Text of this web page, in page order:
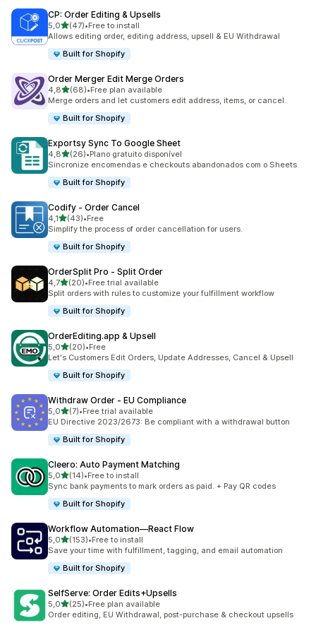
CP: Order Editing & Upsells
5,0de 5 estrelas
(47)
47 total de avaliações
•Free to install
Allows editing order, editing address, upsell & EU Withdrawal
Built for Shopify
Order Merger Edit Merge Orders
4,8de 5 estrelas
(68)
68 total de avaliações
•Free plan available
Merge orders and let customers edit address, items, or cancel.
Built for Shopify
Exportsy Sync To Google Sheet
4,8de 5 estrelas
(26)
26 total de avaliações
•Plano gratuito disponível
Sincronize encomendas e checkouts abandonados com o Sheets
Built for Shopify
Codify ‑ Order Cancel
4,1de 5 estrelas
(43)
43 total de avaliações
•Free
Simplify the process of order cancellation for users.
Built for Shopify
OrderSplit Pro ‑ Split Order
4,7de 5 estrelas
(20)
20 total de avaliações
•Free trial available
Split orders with rules to customize your fulfillment workflow
Built for Shopify
OrderEditing.app & Upsell
5,0de 5 estrelas
(20)
20 total de avaliações
•Free
Let's Customers Edit Orders, Update Addresses, Cancel & Upsell
Built for Shopify
Withdraw Order ‑ EU Compliance
5,0de 5 estrelas
(7)
7 total de avaliações
•Free trial available
EU Directive 2023/2673: Be compliant with a withdrawal button
Built for Shopify
Cleero: Auto Payment Matching
5,0de 5 estrelas
(14)
14 total de avaliações
•Free to install
Sync bank payments to mark orders as paid. + Pay QR codes
Built for Shopify
Workflow Automation—React Flow
5,0de 5 estrelas
(153)
153 total de avaliações
•Free to install
Save your time with fulfillment, tagging, and email automation
Built for Shopify
SelfServe: Order Edits+Upsells
5,0de 5 estrelas
(25)
25 total de avaliações
•Free plan available
Order editing, EU Withdrawal, post-purchase & checkout upsells